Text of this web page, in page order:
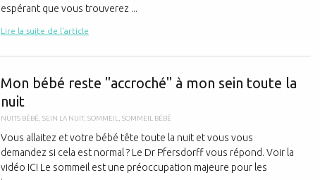
espérant que vous trouverez ...
Lire la suite de l'article
Mon bébé reste "accroché" à mon sein toute la
nuit
NUITS BÉBÉ SEIN LA NUIT, SOMMEIL SOMMEIL BÉBÉ
Vous allaitez et votre bébé tête toute la nuit et vous vous
demandez si cela est normal ? Le Dr Pfersdorff vous répond. Voir la
vidéo ICI Le sommeil est une préoccupation majeure pour les